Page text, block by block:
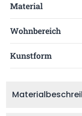
Material
Wohnbereich
Kunstform